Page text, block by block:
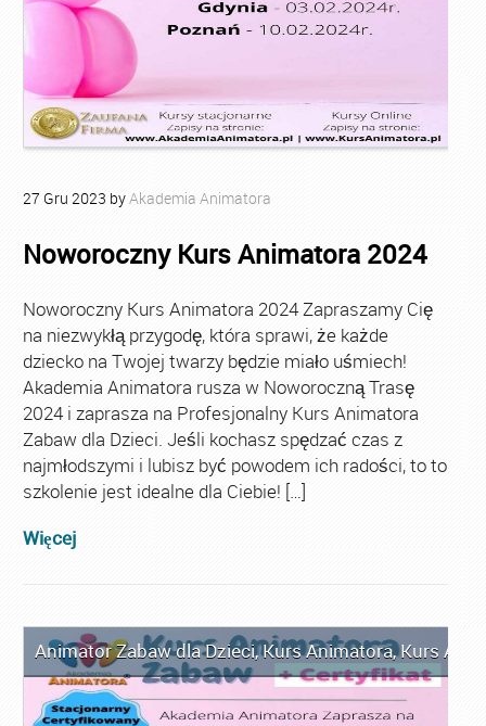
27 Gru 2023 byAkademia Animatora
Noworoczny Kurs Animatora 2024
Noworoczny Kurs Animatora 2024 Zapraszamy Cię
na niezwykłą przygodę, która sprawi, że każde
dziecko na Twojej twarzy będzie miało uśmiech!
Akademia Animatora rusza w Noworoczną Trasę
2024 i zaprasza na Profesjonalny Kurs Animatora
Zabaw dla Dzieci. Jeśli kochasz spędzać czas z
najmłodszymi i lubisz być powodem ich radości, to to
szkolenie jest idealne dla Ciebie! […]
Więcej
Animator Zabaw dla Dzieci,Kurs Animatora,Kurs